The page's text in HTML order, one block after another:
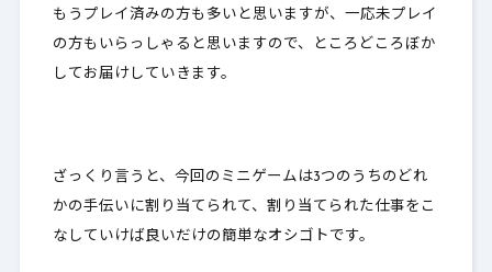
もうプレイ済みの方も多いと思いますが、一応未プレイ
の方もいらっしゃると思いますので、ところどころぼか
してお届けしていきます。
ざっくり言うと、今回のミニゲームは3つのうちのどれ
かの手伝いに割り当てられて、割り当てられた仕事をこ
なしていけば良いだけの簡単なオシゴトです。